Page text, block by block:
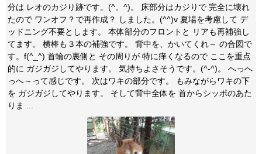
分は レオのカジり跡です。(^。^)。 床部分はカジりで 完全に壊れ
たので ワンオフ？で再作成？ しました。(^^)v 夏場を考慮して デ
ッドニング不要とします。 本体部分のフロントと リアも再補強し
てます。 横棒も３本の補強です。 背中を、かいてくれ～ の合図で
す。f(^_^) 首輪の裏側と その周りが 特に痒くなるので ここを重点
的に ガジガジしてやります。 気持ちよさそうです。(^-^)。 へっへ
っへ～って感じです。 次はワキの部分です。 もみながらワキの下
を ガジガジしてやります。 そして背中全体を 首からシッポのあた
りま ...